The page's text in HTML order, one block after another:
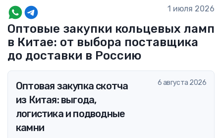
Оптовые закупки кольцевых ламп
в Китае: от выбора поставщика
до доставки в Россию
1 июля 2026
Оптовая закупка скотча
из Китая: выгода,
логистика и подводные
камни
6 августа 2026